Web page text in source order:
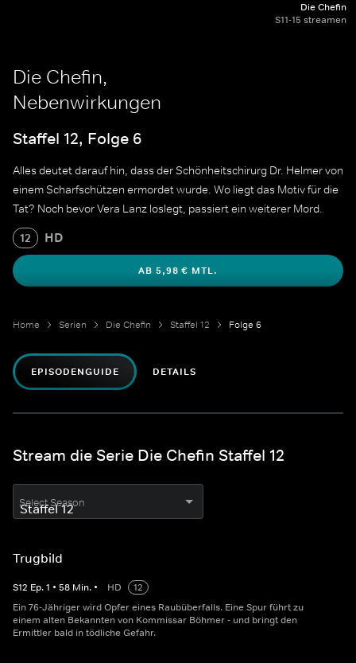
Die Chefin
S11-15 streamen
Die Chefin,
Nebenwirkungen
Staffel 12, Folge 6
Alles deutet darauf hin, dass der Schönheitschirurg Dr. Helmer von
einem Scharfschützen ermordet wurde. Wo liegt das Motiv für die
Tat? Noch bevor Vera Lanz loslegt, passiert ein weiterer Mord.
12 HD
AB 5,98 € MTL.
Home Serien Die Chefin Staffel 12 Folge 6
EPISODENGUIDE DETAILS
Stream die Serie Die Chefin Staffel 12
Select Season
Trugbild
S12 Ep.1 • 58 Min. • HD
12
Ein 76-Jähriger wird Opfer eines Raubüberfalls. Eine Spur führt zu
einem alten Bekannten von Kommissar Böhmer - und bringt den
Ermittler bald in tödliche Gefahr.